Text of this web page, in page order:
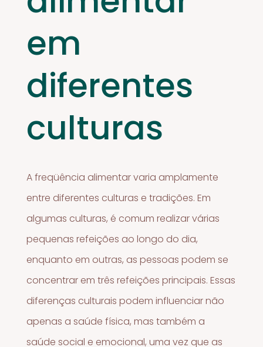
em
diferentes
culturas
A freqüência alimentar varia amplamente
entre diferentes culturas e tradições. Em
algumas culturas, é comum realizar várias
pequenas refeições ao longo do dia,
enquanto em outras, as pessoas podem se
concentrar em três refeições principais. Essas
diferenças culturais podem influenciar não
apenas a saúde física, mas também a
saúde social e emocional, uma vez que as